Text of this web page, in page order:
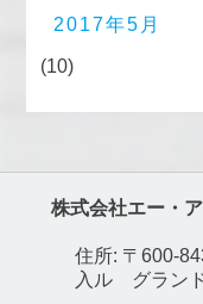
2017年5月
(10)
株式会社エー・
住所: 〒600-
入ル グラン